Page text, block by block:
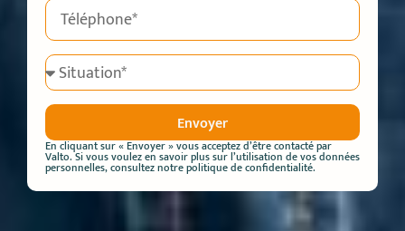
Envoyer
En cliquant sur « Envoyer » vous acceptez d’être contacté par
Valto. Si vous voulez en savoir plus sur l’utilisation de vos données
personnelles, consultez notrepolitique de confidentialité.